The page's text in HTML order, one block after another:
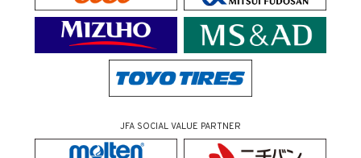
JFA SOCIAL VALUE PARTNER